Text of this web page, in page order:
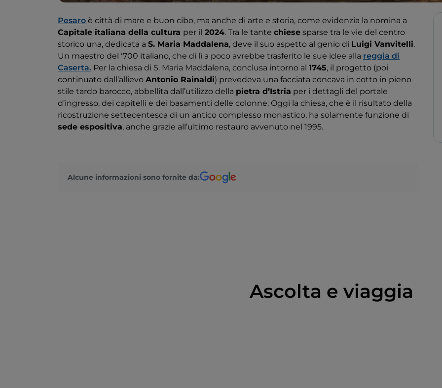
Pesaro è città di mare e buon cibo, ma anche di arte e storia, come evidenzia la nomina a
Capitale italiana della cultura per il 2024. Tra le tante chiese sparse tra le vie del centro
storico una, dedicata a S. Maria Maddalena, deve il suo aspetto al genio di Luigi Vanvitelli.
Un maestro del ‘700 italiano, che di lì a poco avrebbe trasferito le sue idee alla reggia di
Caserta. Per la chiesa di S. Maria Maddalena, conclusa intorno al 1745, il progetto (poi
continuato dall’allievo Antonio Rainaldi) prevedeva una facciata concava in cotto in pieno
stile tardo barocco, abbellita dall’utilizzo della pietra d’Istria per i dettagli del portale
d’ingresso, dei capitelli e dei basamenti delle colonne. Oggi la chiesa, che è il risultato della
ricostruzione settecentesca di un antico complesso monastico, ha solamente funzione di
sede espositiva, anche grazie all’ultimo restauro avvenuto nel 1995.
Alcune informazioni sono fornite da:
Ascolta e viaggia